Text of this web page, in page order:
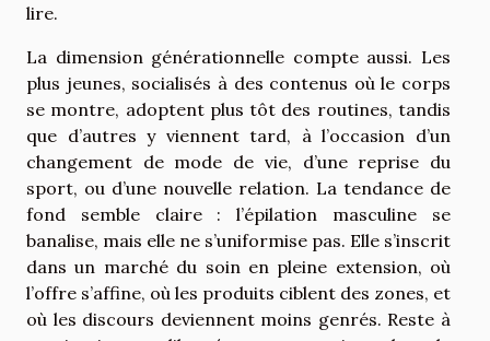
lire.
La dimension générationnelle compte aussi. Les
plus jeunes, socialisés à des contenus où le corps
se montre, adoptent plus tôt des routines, tandis
que d’autres y viennent tard, à l’occasion d’un
changement de mode de vie, d’une reprise du
sport, ou d’une nouvelle relation. La tendance de
fond semble claire : l’épilation masculine se
banalise, mais elle ne s’uniformise pas. Elle s’inscrit
dans un marché du soin en pleine extension, où
l’offre s’affine, où les produits ciblent des zones, et
où les discours deviennent moins genrés. Reste à